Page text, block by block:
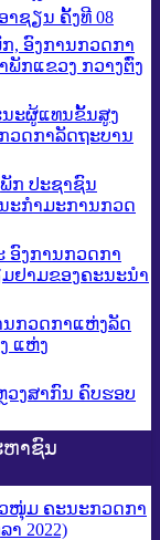
ຊຽນ ຄັ້ງທີ 08
, ອົງການກວດກາ
ກແຂວງ ກວາງຕົ່ງ
ະຜູ້ແທນຂັ້ນສູງ
ວດກາລັດຖະບານ
ກ ປະຊາຊົນ
ະກຳມະການກວດ
ອົງການກວດກາ
ຢາມຂອງຄະນະນໍາ
ນກວດກາແຫ່ງລັດ
ແຫ່ງ
ງສາກົນ ຄົບຮອບ
ຫາຊົນ
ໜຸ່ມ ຄະນະກວດກາ
2022)